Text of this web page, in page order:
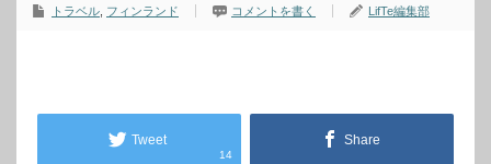
トラベル フィンランド コメントを書く LifTe編集部
Tweet
14
Share